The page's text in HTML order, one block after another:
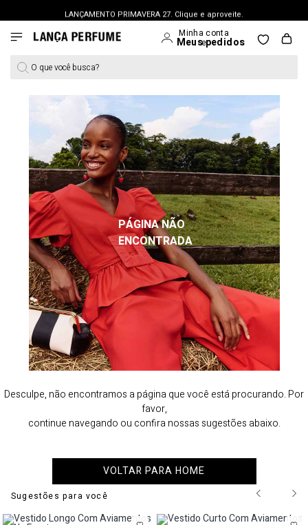
LANÇAMENTO PRIMAVERA 27. Clique e aproveite.
O que você busca?
PÁGINA NÃO
ENCONTRADA
Desculpe, não encontramos a página que você está procurando. Por
favor,
continue navegando ou confira nossas sugestões abaixo.
VOLTAR PARA HOME
Sugestões para você